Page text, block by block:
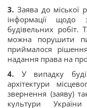
3. Заява до міської
інформації щодо
будівельних робіт.
можна порушити
приймалося
надання права на
4. У випадку
архітектури
звернення (заяву)
культури